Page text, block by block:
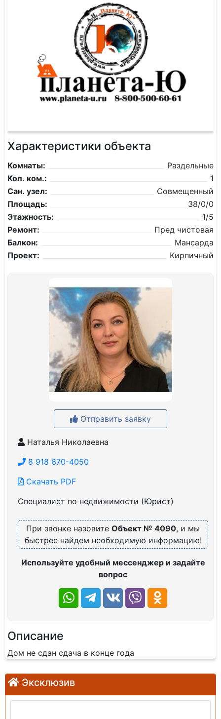
Характеристики объекта
Комнаты:
Раздельные
Кол. ком.:
1
Сан. узел:
Совмещенный
Площадь:
38/0/0
Этажность:
1/5
Ремонт:
Пред чистовая
Балкон:
Мансарда
Проект:
Кирпичный
Отправить заявку
Наталья Николаевна
8 918 670-4050
Скачать PDF
Специалист по недвижимости (Юрист)
При звонке назовите Объект № 4090, и мы
быстрее найдем необходимую информацию!
Используйте удобный мессенджер и задайте
вопрос
Описание
Дом не сдан сдача в конце года
Эксклюзив